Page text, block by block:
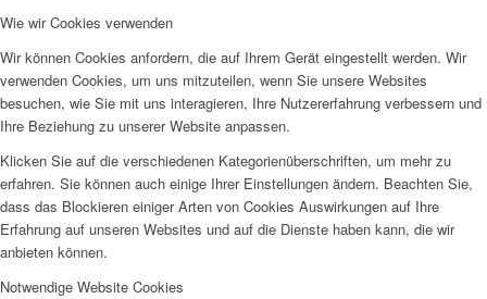
Wie wir Cookies verwenden
Wir können Cookies anfordern, die auf Ihrem Gerät eingestellt werden. Wir
verwenden Cookies, um uns mitzuteilen, wenn Sie unsere Websites
besuchen, wie Sie mit uns interagieren, Ihre Nutzererfahrung verbessern und
Ihre Beziehung zu unserer Website anpassen.
Klicken Sie auf die verschiedenen Kategorienüberschriften, um mehr zu
erfahren. Sie können auch einige Ihrer Einstellungen ändern. Beachten Sie,
dass das Blockieren einiger Arten von Cookies Auswirkungen auf Ihre
Erfahrung auf unseren Websites und auf die Dienste haben kann, die wir
anbieten können.
Notwendige Website Cookies